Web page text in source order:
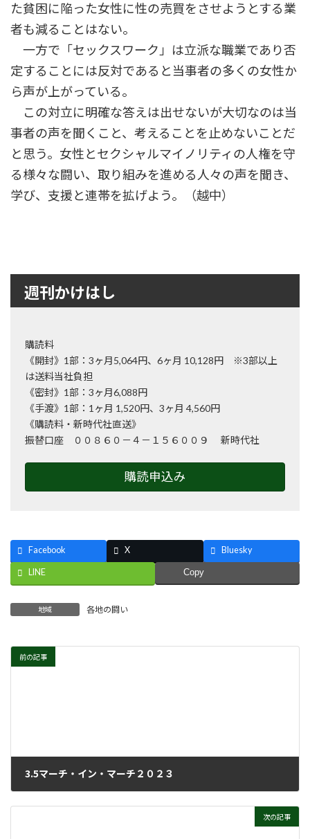
た貧困に陥った女性に性の売買をさせようとする業
者も減ることはない。
一方で「セックスワーク」は立派な職業であり否
定することには反対であると当事者の多くの女性か
ら声が上がっている。
この対立に明確な答えは出せないが大切なのは当
事者の声を聞くこと、考えることを止めないことだ
と思う。女性とセクシャルマイノリティの人権を守
る様々な闘い、取り組みを進める人々の声を聞き、
学び、支援と連帯を拡げよう。（越中）
週刊かけはし
購読料
《開封》1部：3ヶ月5,064円、6ヶ月 10,128円 ※3部以上
は送料当社負担
《密封》1部：3ヶ月6,088円
《手渡》1部：1ヶ月 1,520円、3ヶ月 4,560円
《購読料・新時代社直送》
振替口座 ００８６０－４－１５６００９ 新時代社
購読申込み
Facebook X Bluesky
LINE Copy
地域 各地の闘い
前の記事
3.5マーチ・イン・マーチ２０２３
次の記事